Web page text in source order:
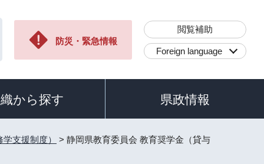
防災・緊急情報
閲覧補助
Foreign language
から探す 県政情報
支援制度）
> 静岡県教育委員会 教育奨学金（貸与